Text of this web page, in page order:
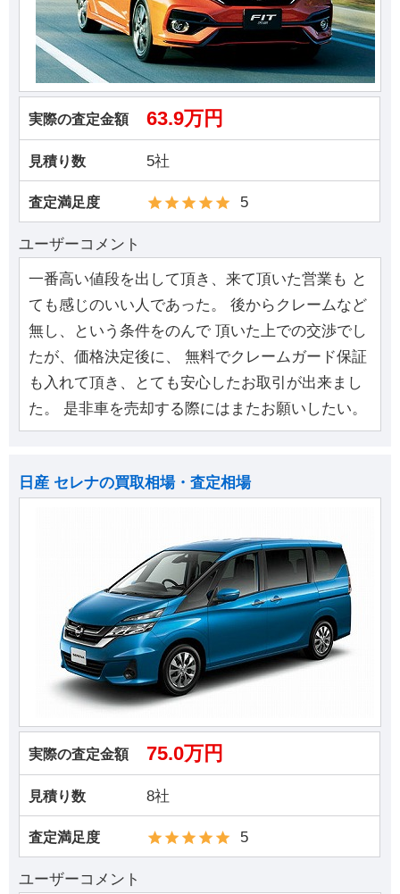
実際の査定金額 63.9万円
見積り数 5社
査定満足度 5
ユーザーコメント
一番高い値段を出して頂き、来て頂いた営業も と
ても感じのいい人であった。 後からクレームなど
無し、という条件をのんで 頂いた上での交渉でし
たが、価格決定後に、 無料でクレームガード保証
も入れて頂き、とても安心したお取引が出来まし
た。 是非車を売却する際にはまたお願いしたい。
日産 セレナの買取相場・査定相場
実際の査定金額 75.0万円
見積り数 8社
査定満足度 5
ユーザーコメント